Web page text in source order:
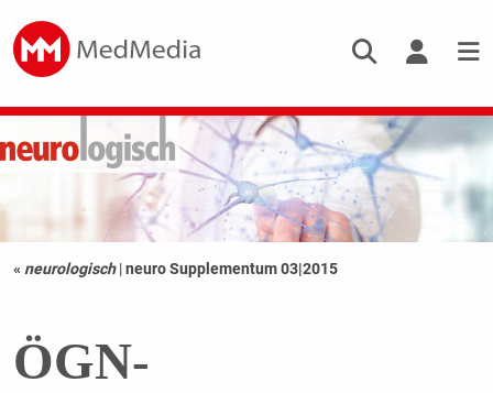
« neurologisch |neuro Supplementum 03|2015
ÖGN-